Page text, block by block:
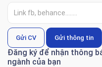
Gửi CV Gửi thông tin
Đăng ký để nhận thông
ngành của bạn